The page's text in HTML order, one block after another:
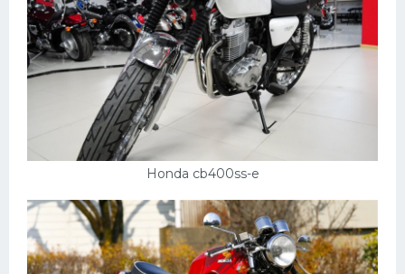
Honda cb400ss-e
Мотоциклы
Ямаха
Додж
Эмблемы